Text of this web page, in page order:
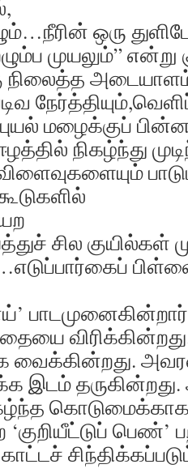
ஒரு
முயலும்” என்று
நிலைத்த
மழைக்குப்
நிகழ்ந்து
சில குயில்கள்
வைக்கின்றது.
இடம்
கொடுமைக்காக